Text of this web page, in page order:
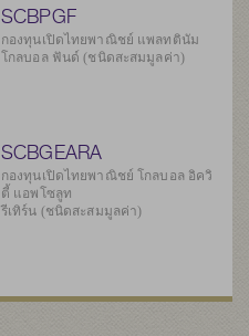
SCBPGF
กองทุนเปิดไทยพาณิชย์ แพลทตินัม
โกลบอล ฟันด์ (ชนิดสะสมมูลค่า)
SCBGEARA
กองทุนเปิดไทยพาณิชย์ โกลบอล อิควิ
ตี้ แอพโซลูท
รีเทิร์น (ชนิดสะสมมูลค่า)